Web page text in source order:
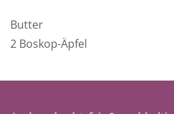
Butter
2 Boskop-Äpfel